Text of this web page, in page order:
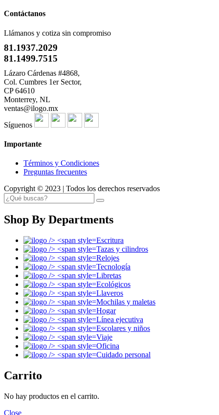
Contáctanos
Llámanos y cotiza sin compromiso
81.1937.2029
81.1499.7515
Lázaro Cárdenas #4868,
Col. Cumbres 1er Sector,
CP 64610
Monterrey, NL
ventas@ilogo.mx
Síguenos
Importante
Términos y Condiciones
Preguntas frecuentes
Copyright © 2023 | Todos los derechos reservados
Shop By Departments
Escritura
Tazas y cilindros
Relojes
Tecnología
Libretas
Ecológicos
Llaveros
Mochilas y maletas
Hogar
Línea ejecutiva
Escolares y niños
Viaje
Oficina
Cuidado personal
Carrito
No hay productos en el carrito.
Close